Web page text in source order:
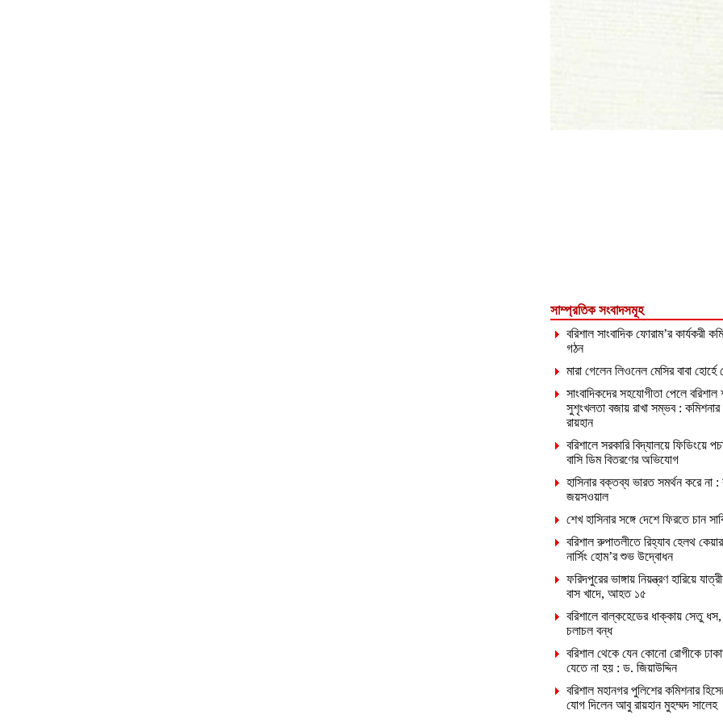
সাম্প্রতিক সংবাদসমূহ
বরিশাল সাংবাদিক ফোরাম’র কার্যকরী
গঠন
মারা গেলেন লিওনেল মেসির বাবা হোর্হে
সাংবাদিকদের সহযোগীতা পেলে বরিশাল
সুশৃংখলতা বজায় রাখা সম্ভব :
রায়হান
বরিশালে সরকারি বিদ্যালয়ে ফিডিংয়ে
বাসি ডিম বিতরণের অভিযোগ
হাসিনার বক্তব্য ভারত সমর্থন করে না :
জয়সওয়াল
শেখ হাসিনার সঙ্গে দেশে ফিরতে চান
বরিশাল রুপাতলীতে রিহ্যাব হেলথ
নার্সিং হোম’র শুভ উদ্বোধন
ফরিদপুরের ভাঙ্গায় নিয়ন্ত্রণ হারিয়ে
বাস খাদে, আহত ১৫
বরিশালে বাল্কহেডের ধাক্কায় সেতু ধস,
চলাচল বন্ধ
বরিশাল থেকে যেন কোনো রোগীকে
যেতে না হয় : ড. জিয়াউদ্দিন
বরিশাল মহানগর পুলিশের কমিশনার
যোগ দিলেন আবু রায়হান মুহম্মদ সালেহ